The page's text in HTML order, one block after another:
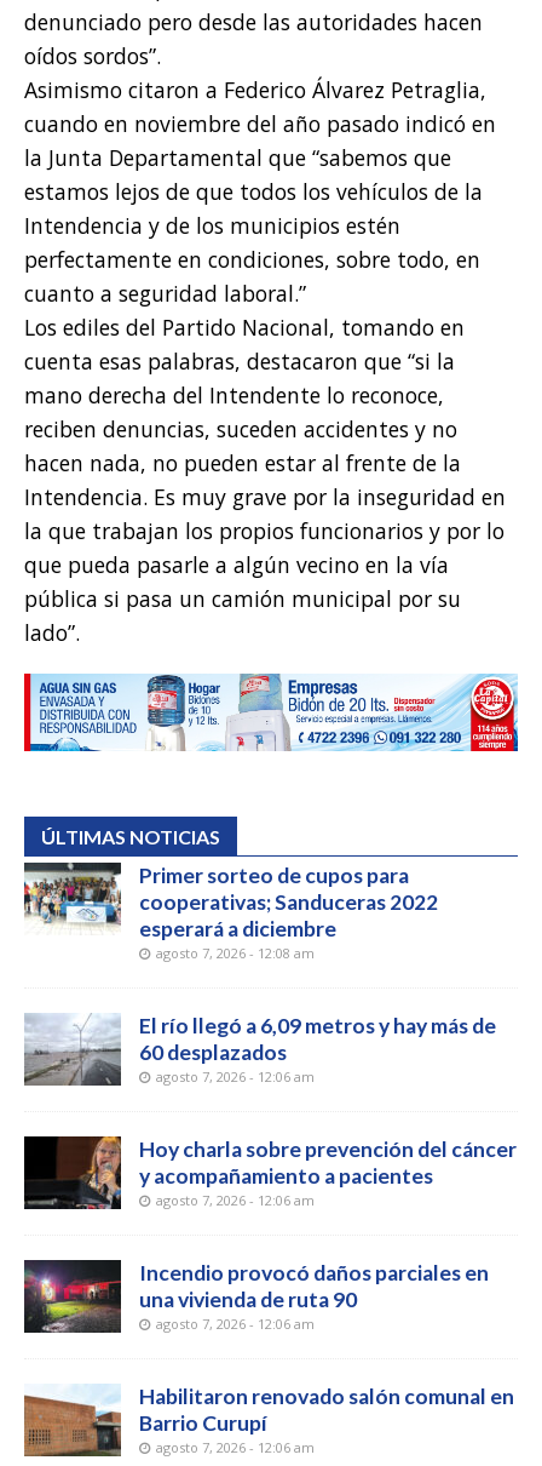
denunciado pero desde las autoridades hacen
oídos sordos”.
Asimismo citaron a Federico Álvarez Petraglia,
cuando en noviembre del año pasado indicó en
la Junta Departamental que “sabemos que
estamos lejos de que todos los vehículos de la
Intendencia y de los municipios estén
perfectamente en condiciones, sobre todo, en
cuanto a seguridad laboral.”
Los ediles del Partido Nacional, tomando en
cuenta esas palabras, destacaron que “si la
mano derecha del Intendente lo reconoce,
reciben denuncias, suceden accidentes y no
hacen nada, no pueden estar al frente de la
Intendencia. Es muy grave por la inseguridad en
la que trabajan los propios funcionarios y por lo
que pueda pasarle a algún vecino en la vía
pública si pasa un camión municipal por su
lado”.
ÚLTIMAS NOTICIAS
Primer sorteo de cupos para
cooperativas; Sanduceras 2022
esperará a diciembre
agosto 7, 2026 - 12:08 am
El río llegó a 6,09 metros y hay más de
60 desplazados
agosto 7, 2026 - 12:06 am
Hoy charla sobre prevención del cáncer
y acompañamiento a pacientes
agosto 7, 2026 - 12:06 am
Incendio provocó daños parciales en
una vivienda de ruta 90
agosto 7, 2026 - 12:06 am
Habilitaron renovado salón comunal en
Barrio Curupí
agosto 7, 2026 - 12:06 am